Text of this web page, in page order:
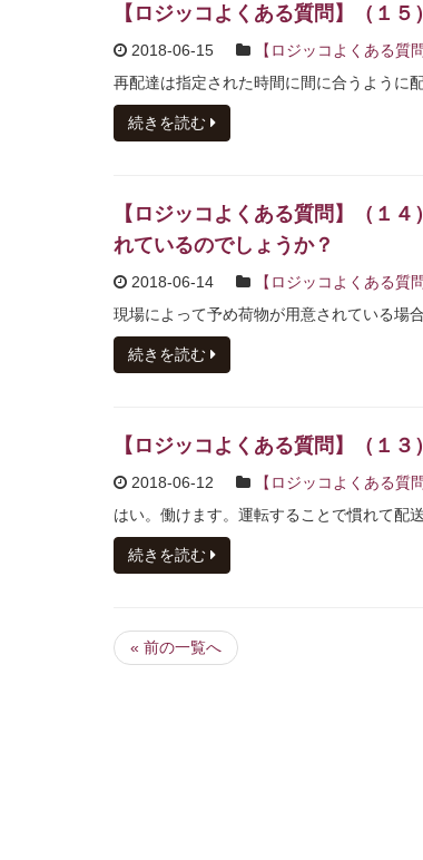
【ロジッコよくある質問】（１
2018-06-15 【ロジッコよくある質問
再配達は指定された時間に間に合うように
続きを読む
【ロジッコよくある質問】（１
れているのでしょうか？
2018-06-14 【ロジッコよくある質問
現場によって予め荷物が用意されている場
続きを読む
【ロジッコよくある質問】（１
2018-06-12 【ロジッコよくある質問
はい。働けます。運転することで慣れて配
続きを読む
« 前の一覧へ